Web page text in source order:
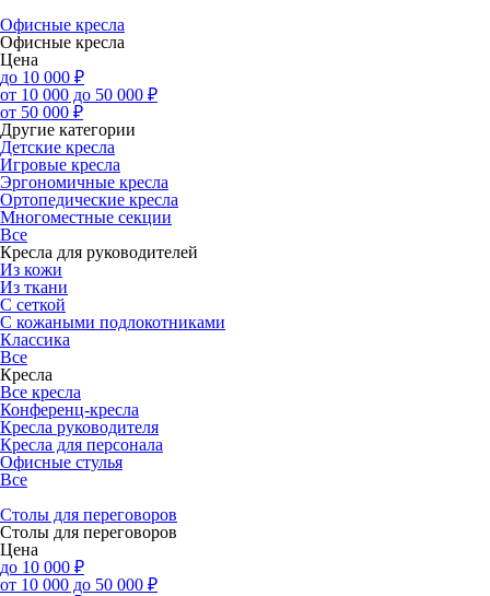
Офисные кресла
Офисные кресла
Цена
до 10 000 ₽
от 10 000 до 50 000 ₽
от 50 000 ₽
Другие категории
Детские кресла
Игровые кресла
Эргономичные кресла
Ортопедические кресла
Многоместные секции
Все
Кресла для руководителей
Из кожи
Из ткани
С сеткой
С кожаными подлокотниками
Классика
Все
Кресла
Все кресла
Конференц-кресла
Кресла руководителя
Кресла для персонала
Офисные стулья
Все
Столы для переговоров
Столы для переговоров
Цена
до 10 000 ₽
от 10 000 до 50 000 ₽